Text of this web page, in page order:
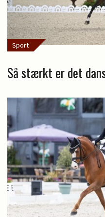
Sport
Så stærkt er det